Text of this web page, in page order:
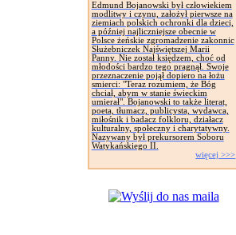
Edmund Bojanowski był człowiekiem
modlitwy i czynu, założył pierwsze na
ziemiach polskich ochronki dla dzieci,
a później najliczniejsze obecnie w
Polsce żeńskie zgromadzenie zakonnic
Służebniczek Najświętszej Marii
Panny. Nie został księdzem, choć od
młodości bardzo tego pragnął. Swoje
przeznaczenie pojął dopiero na łożu
smierci: "Teraz rozumiem, że Bóg
chciał, abym w stanie świeckim
umierał". Bojanowski to także literat,
poeta, tłumacz, publicysta, wydawca,
miłośnik i badacz folkloru, działacz
kulturalny, społeczny i charytatywny.
Nazywany był prekursorem Soboru
Watykańskiego II.
więcej >>>